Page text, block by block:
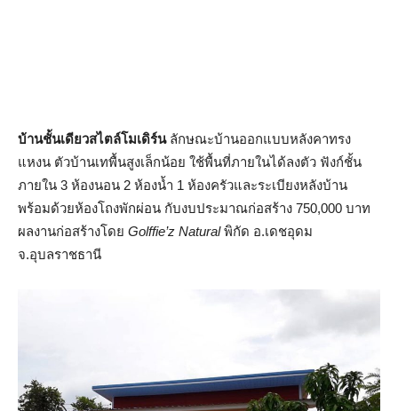
บ้านชั้นเดียวสไตล์โมเดิร์นลักษณะบ้านออกแบบหลังคาทรง
แหงน ตัวบ้านเทพื้นสูงเล็กน้อย ใช้พื้นที่ภายในได้ลงตัว ฟังก์ชั้น
ภายใน 3 ห้องนอน 2 ห้องน้ำ 1 ห้องครัวและระเบียงหลังบ้าน
พร้อมด้วยห้องโถงพักผ่อน กับงบประมาณก่อสร้าง 750,000 บาท
ผลงานก่อสร้างโดย Golffie’z Naturalพิกัด อ.เดชอุดม
จ.อุบลราชธานี